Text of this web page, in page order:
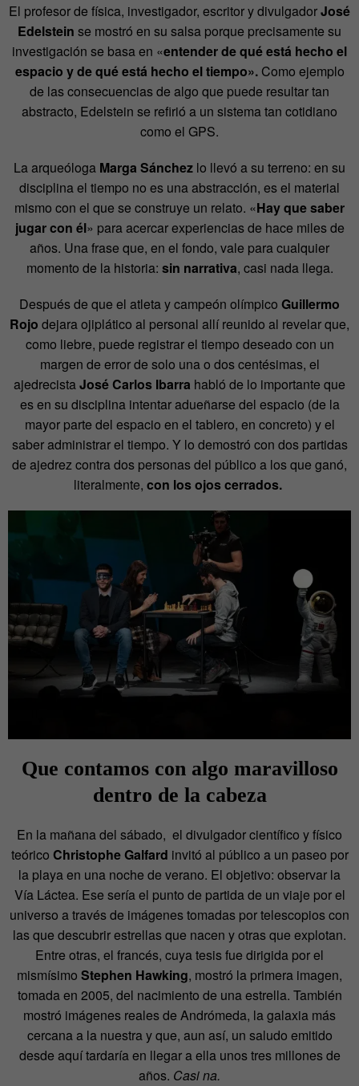
El profesor de física, investigador, escritor y divulgadorJosé
Edelstein se mostró en su salsa porque precisamente su
investigación se basa en «entender de qué está hecho el
espacio y de qué está hecho el tiempo».Como ejemplo
de las consecuencias de algo que puede resultar tan
abstracto, Edelstein se refirió a un sistema tan cotidiano
como el GPS.
La arqueóloga Marga Sánchez lo llevó a su terreno: en su
disciplina el tiempo no es una abstracción, es el material
mismo con el que se construye un relato. «Hay que saber
jugar con él» para acercar experiencias de hace miles de
años. Una frase que, en el fondo, vale para cualquier
momento de la historia: sin narrativa, casi nada llega.
Después de que el atleta y campeón olímpico Guillermo
Rojo dejara ojiplático al personal allí reunido al revelar que,
como liebre, puede registrar el tiempo deseado con un
margen de error de solo una o dos centésimas, el
ajedrecistaJosé Carlos Ibarra habló de lo importante que
es en su disciplina intentar adueñarse del espacio (de la
mayor parte del espacio en el tablero, en concreto) y el
saber administrar el tiempo. Y lo demostró con dos partidas
de ajedrez contra dos personas del público a los que ganó,
literalmente, con los ojos cerrados.
Que contamos con algo maravilloso
dentro de la cabeza
En la mañana del sábado, el divulgador científico y físico
teórico Christophe Galfard invitó al público a un paseo por
la playa en una noche de verano. El objetivo: observar la
Vía Láctea. Ese sería el punto de partida de un viaje por el
universo a través de imágenes tomadas por telescopios con
las que descubrir estrellas que nacen y otras que explotan.
Entre otras, el francés, cuya tesis fue dirigida por el
mismísimo Stephen Hawking, mostró la primera imagen,
tomada en 2005, del nacimiento de una estrella. También
mostró imágenes reales de Andrómeda, la galaxia más
cercana a la nuestra y que, aun así, un saludo emitido
desde aquí tardaría en llegar a ella unos tres millones de
años. Casi na.